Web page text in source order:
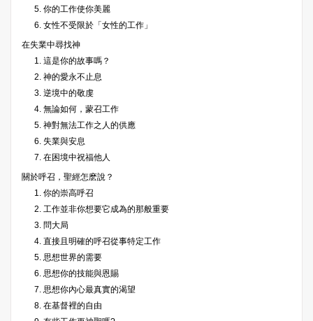
5. 你的工作使你美麗
6. 女性不受限於「女性的工作」
在失業中尋找神
1. 這是你的故事嗎？
2. 神的愛永不止息
3. 逆境中的敬虔
4. 無論如何，蒙召工作
5. 神對無法工作之人的供應
6. 失業與安息
7. 在困境中祝福他人
關於呼召，聖經怎麽說？
1. 你的崇高呼召
2. 工作並非你想要它成為的那般重要
3. 問大局
4. 直接且明確的呼召從事特定工作
5. 思想世界的需要
6. 思想你的技能與恩賜
7. 思想你內心最真實的渴望
8. 在基督裡的自由